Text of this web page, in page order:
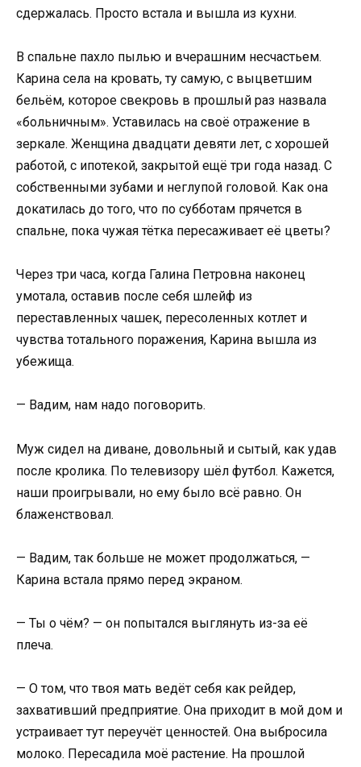
сдержалась. Просто встала и вышла из кухни.
В спальне пахло пылью и вчерашним несчастьем.
Карина села на кровать, ту самую, с выцветшим
бельём, которое свекровь в прошлый раз назвала
«больничным». Уставилась на своё отражение в
зеркале. Женщина двадцати девяти лет, с хорошей
работой, с ипотекой, закрытой ещё три года назад. С
собственными зубами и неглупой головой. Как она
докатилась до того, что по субботам прячется в
спальне, пока чужая тётка пересаживает её цветы?
Через три часа, когда Галина Петровна наконец
умотала, оставив после себя шлейф из
переставленных чашек, пересоленных котлет и
чувства тотального поражения, Карина вышла из
убежища.
— Вадим, нам надо поговорить.
Муж сидел на диване, довольный и сытый, как удав
после кролика. По телевизору шёл футбол. Кажется,
наши проигрывали, но ему было всё равно. Он
блаженствовал.
— Вадим, так больше не может продолжаться, —
Карина встала прямо перед экраном.
— Ты о чём? — он попытался выглянуть из-за её
плеча.
— О том, что твоя мать ведёт себя как рейдер,
захвативший предприятие. Она приходит в мой дом и
устраивает тут переучёт ценностей. Она выбросила
молоко. Пересадила моё растение. На прошлой